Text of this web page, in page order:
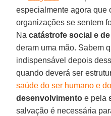
especialmente agora que
organizações se sentem
Nacatástrofe social e
deram uma mão. Sabem
indispensável depois
quando deverá ser
saúde do ser humano e
desenvolvimento e pela
salvação é necessária